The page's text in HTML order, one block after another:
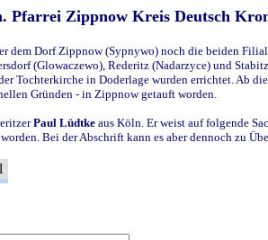
Pfarrei Zippnow Kreis Deutsch
dem Dorf Zippnow (Sypnywo) noch die beiden
(Glowaczewo), Rederitz (Nadarzyce) und
Tochterkirche in Doderlage wurden errichtet. Ab
Gründen - in Zippnow getauft worden.
Paul Lüdtke aus Köln. Er weist auf folgende
Bei der Abschrift kann es aber dennoch zu